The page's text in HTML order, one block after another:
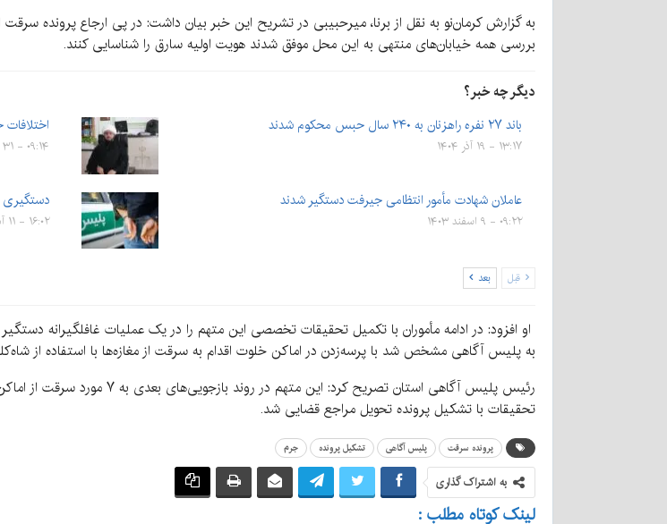
به گزارش کرمان‌نو به نقل از برنا، میرحبیبی در تشریح این خبر بیان داشت: در پی ارجاع پرونده
بررسی همه خیابان‌های منتهی به این محل موفق شدند هویت اولیه سارق را شناسایی کنند.
دیگر چه خبر؟
باند ۲۷ نفره راهزنان به ۲۴۰ سال حبس محکوم شدند
۱۳:۱۷ - ۱۹ آذر ۱۴۰۴ ۰۹:۱۴ - ۳۱ شهریور ۱۴۰۴
عاملان شهادت مأمور انتظامی جیرفت دستگیر شدند
۰۹:۲۲ - ۹ اسفند ۱۴۰۳
دستگیری
۱۶:۰۲ - ۱۱ آذر ۱۴۰۳
قبل بعد
او افزود: در ادامه مأموران با تکمیل تحقیقات تخصصی این متهم را در یک عملیات غافلگیرانه
به پلیس آگاهی مشخص شد با پرسه‌زدن در اماکن خلوت اقدام به سرقت از مغازه‌ها با استفاده از
رئیس پلیس آگاهی استان تصریح
تحقیقات با تشکیل پرونده تحویل مراجع قضایی شد.
پرونده سرقت پلیس آگاهی تشکیل پرونده جرم
به اشتراک گذاری
لینک کوتاه مطلب :